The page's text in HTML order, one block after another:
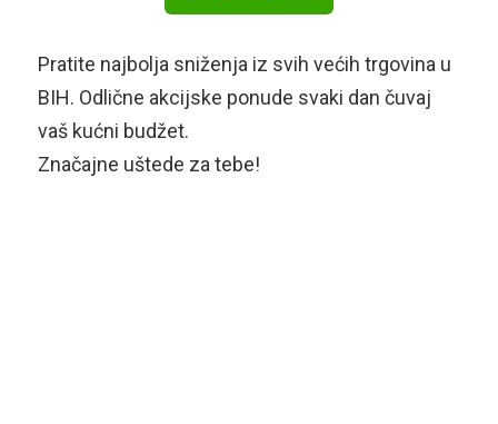
Pratite najbolja sniženja iz svih većih trgovina u
BIH. Odlične akcijske ponude svaki dan čuvaj
vaš kućni budžet.
Značajne uštede za tebe!